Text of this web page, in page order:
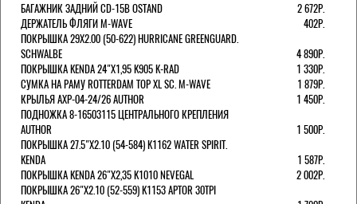
БАГАЖНИК ЗАДНИЙ CD-15B OSTAND
2 672Р.
ДЕРЖАТЕЛЬ ФЛЯГИ M-WAVE
402Р.
ПОКРЫШКА 29X2.00 (50-622) HURRICANE GREENGUARD.
SCHWALBE
4 890Р.
ПОКРЫШКА KENDA 24"Х1,95 K905 K-RAD
1 330Р.
СУМКА НА РАМУ ROTTERDAM TOP XL SC. M-WAVE
1 879Р.
КРЫЛЬЯ AXP-04-24/26 AUTHOR
1 450Р.
ПОДНОЖКА 8-16503115 ЦЕНТРАЛЬНОГО КРЕПЛЕНИЯ
AUTHOR
1 500Р.
ПОКРЫШКА 27.5"Х2.10 (54-584) K1162 WATER SPIRIT.
KENDA
1 587Р.
ПОКРЫШКА KENDA 26"Х2,35 K1010 NEVEGAL
2 002Р.
ПОКРЫШКА 26"Х2.10 (52-559) K1153 APTOR 30TPI